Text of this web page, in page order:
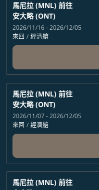
馬尼拉 (MNL) 前往
安大略 (ONT)
2026/11/16 - 2026/12/05
來回 / 經濟艙
馬尼拉 (MNL) 前往
安大略 (ONT)
2026/11/07 - 2026/12/05
來回 / 經濟艙
馬尼拉 (MNL) 前往